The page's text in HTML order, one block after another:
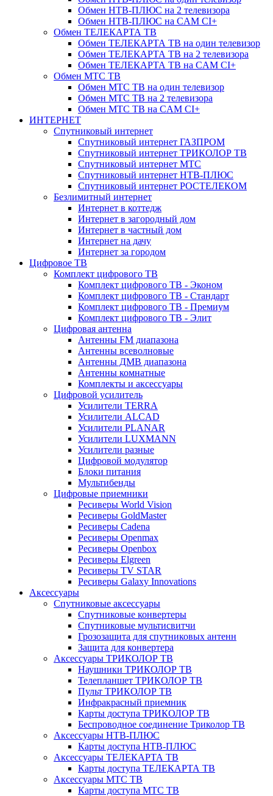
Обмен НТВ-ПЛЮС на 2 телевизора
Обмен НТВ-ПЛЮС на CAM CI+
Обмен ТЕЛЕКАРТА ТВ
Обмен ТЕЛЕКАРТА ТВ на один телевизор
Обмен ТЕЛЕКАРТА ТВ на 2 телевизора
Обмен ТЕЛЕКАРТА ТВ на CAM CI+
Обмен МТС ТВ
Обмен МТС ТВ на один телевизор
Обмен МТС ТВ на 2 телевизора
Обмен МТС ТВ на CAM CI+
ИНТЕРНЕТ
Спутниковый интернет
Спутниковый интернет ГАЗПРОМ
Спутниковый интернет ТРИКОЛОР ТВ
Спутниковый интернет МТС
Спутниковый интернет НТВ-ПЛЮС
Спутниковый интернет РОСТЕЛЕКОМ
Безлимитный интернет
Интернет в коттедж
Интернет в загородный дом
Интернет в частный дом
Интернет на дачу
Интернет за городом
Цифровое ТВ
Комплект цифрового ТВ
Комплект цифрового ТВ - Эконом
Комплект цифрового ТВ - Стандарт
Комплект цифрового ТВ - Премиум
Комплект цифрового ТВ - Элит
Цифровая антенна
Антенны FM диапазона
Антенны всеволновые
Антенны ДМВ диапазона
Антенны комнатные
Комплекты и аксессуары
Цифровой усилитель
Усилители TERRA
Усилители ALCAD
Усилители PLANAR
Усилители LUXMANN
Усилители разные
Цифровой модулятор
Блоки питания
Мультибенды
Цифровые приемники
Ресиверы World Vision
Ресиверы GoldMaster
Ресиверы Cadena
Ресиверы Openmax
Ресиверы Openbox
Ресиверы Elgreen
Ресиверы TV STAR
Ресиверы Galaxy Innovations
Аксессуары
Спутниковые аксессуары
Спутниковые конвертеры
Спутниковые мультисвитчи
Грозозащита для спутниковых антенн
Защита для конвертера
Аксессуары ТРИКОЛОР ТВ
Наушники ТРИКОЛОР ТВ
Телепланшет ТРИКОЛОР ТВ
Пульт ТРИКОЛОР ТВ
Инфракрасный приемник
Карты доступа ТРИКОЛОР ТВ
Беспроводное соединение Триколор ТВ
Аксессуары НТВ-ПЛЮС
Карты доступа НТВ-ПЛЮС
Аксессуары ТЕЛЕКАРТА ТВ
Карты доступа ТЕЛЕКАРТА ТВ
Аксессуары МТС ТВ
Карты доступа МТС ТВ